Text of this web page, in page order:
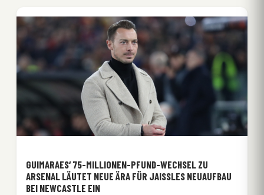
GUIMARAES‘ 75-MILLIONEN-PFUND-WECHSEL ZU
ARSENAL LÄUTET NEUE ÄRA FÜR JAISSLES NEUAUFBAU
BEI NEWCASTLE EIN